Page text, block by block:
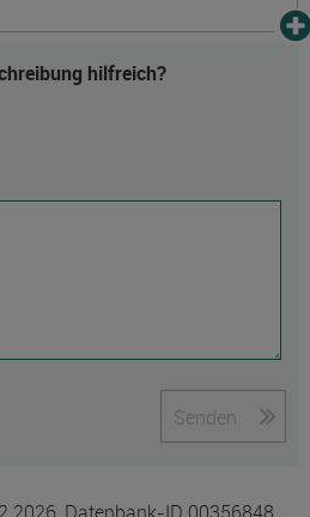
hilfreich?
Senden